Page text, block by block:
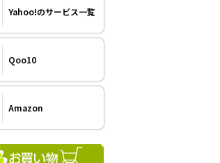
Yahoo!のサービス一覧
Qoo10
Amazon